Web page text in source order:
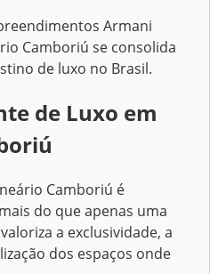
Armani
Camboriú se consolida
de luxo no Brasil.
de Luxo em
Camboriú é
do que apenas uma
a exclusividade, a
dos espaços onde